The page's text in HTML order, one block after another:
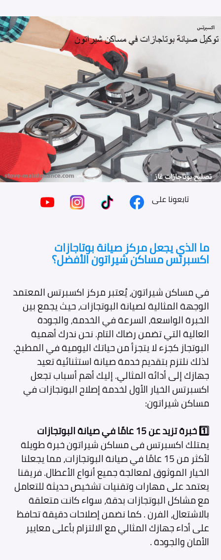
تابعونا على
ما الذي يجعل مركز صيانة بوتاجازات
اكسبرتس مساكن شيراتون الأفضل؟
في مساكن شيراتون، يُعتبر مركز اكسبرتس المعتمد
الوجهة المثالية لصيانة البوتجازات، حيث يجمع بين
الخبرة الواسعة، السرعة في الخدمة، والجودة
العالية التي تضمن رضاك التام. نحن ندرك أهمية
البوتجاز كجزء لا يتجزأ من حياتك اليومية في المطبخ.
لذلك نلتزم بتقديم خدمة صيانة استثنائية تعيد
جهازك إلى أدائه المثالي. إليك أهم أسباب تجعل
اكسبرتس الخيار الأول لخدمة إصلاح البوتجازات في
مساكن شيراتون:
1️⃣ خبرة تزيد عن 15 عامًا في صيانة البوتجازات
يمتلك اكسبرتس فى مساكن شيراتونخبرة طويلة
لأكثر من 15 عامًا في صيانة البوتجازات، مما يجعلنا
الخيار الموثوق لمعالجة جميع أنواع الأعطال. فريقنا
يعتمد على مهارات وتقنيات تشخيص حديثة للتعامل
مع مشاكل البوتجازات بدقة، سواء كانت متعلقة
بالاشتعال، الفرن . كما نضمن إصلاحات دقيقة تحافظ
على أداء جهازك المثالي مع الالتزام بأعلى معايير
الأمان والجودة .